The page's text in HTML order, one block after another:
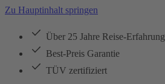
Zu Hauptinhalt springen
Über 25 Jahre Reise-Erfahrung
Best-Preis Garantie
TÜV zertifiziert